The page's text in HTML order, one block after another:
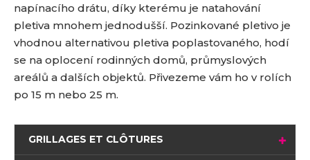
napínacího drátu, díky kterému je natahování
pletiva mnohem jednodušší. Pozinkované pletivo je
vhodnou alternativou pletiva poplastovaného, hodí
se na oplocení rodinných domů, průmyslových
areálů a dalších objektů. Přivezeme vám ho v rolích
po 15 m nebo 25 m.
GRILLAGES ET CLÔTURES